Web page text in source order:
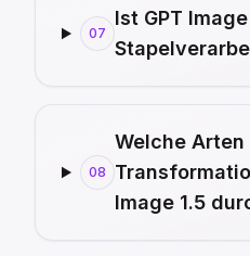
07
Ist GPT
08
Welche Arten
Image 1.5